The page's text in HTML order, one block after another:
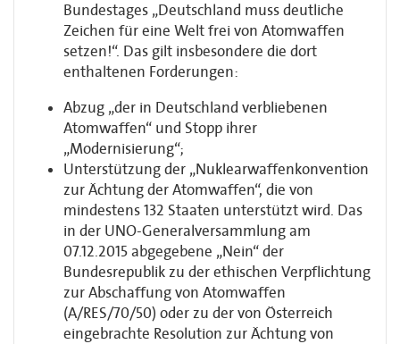
Bundestages „Deutschland muss deutliche
Zeichen für eine Welt frei von Atomwaffen
setzen!“. Das gilt insbesondere die dort
enthaltenen Forderungen:
Abzug „der in Deutschland verbliebenen
Atomwaffen“ und Stopp ihrer
„Modernisierung“;
Unterstützung der „Nuklearwaffenkonvention
zur Ächtung der Atomwaffen“, die von
mindestens 132 Staaten unterstützt wird. Das
in der UNO-Generalversammlung am
07.12.2015 abgegebene „Nein“ der
Bundesrepublik zu der ethischen Verpflichtung
zur Abschaffung von Atomwaffen
(A/RES/70/50) oder zu der von Österreich
eingebrachte Resolution zur Ächtung von